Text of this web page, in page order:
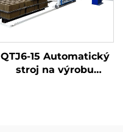
QTJ6-15 Automatický
stroj na výrobu